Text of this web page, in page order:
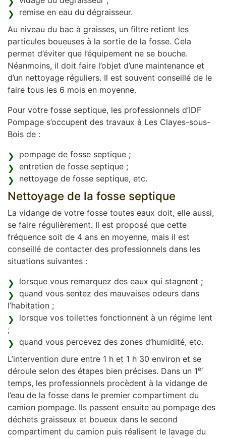
remise en eau du dégraisseur.
Au niveau du bac à graisses, un filtre retient les
particules boueuses à la sortie de la fosse. Cela
permet d’éviter que l’équipement ne se bouche.
Néanmoins, il doit faire l’objet d’une maintenance et
d’un nettoyage réguliers. Il est souvent conseillé de le
faire tous les 6 mois en moyenne.
Pour votre fosse septique, les professionnels d’IDF
Pompage s’occupent des travaux à Les Clayes-sous-
Bois de :
pompage de fosse septique ;
entretien de fosse septique ;
nettoyage de fosse septique, etc.
Nettoyage de la fosse septique
La vidange de votre fosse toutes eaux doit, elle aussi,
se faire régulièrement. Il est proposé que cette
fréquence soit de 4 ans en moyenne, mais il est
conseillé de contacter des professionnels dans les
situations suivantes :
lorsque vous remarquez des eaux qui stagnent ;
quand vous sentez des mauvaises odeurs dans
l’habitation ;
lorsque vos toilettes fonctionnent à un régime lent
;
quand vous percevez des zones d’humidité, etc.
L’intervention dure entre 1 h et 1 h 30 environ et se
déroule selon des étapes bien précises. Dans un 1er
temps, les professionnels procèdent à la vidange de
l’eau de la fosse dans le premier compartiment du
camion pompage. Ils passent ensuite au pompage des
déchets graisseux et boueux dans le second
compartiment du camion puis réalisent le lavage du